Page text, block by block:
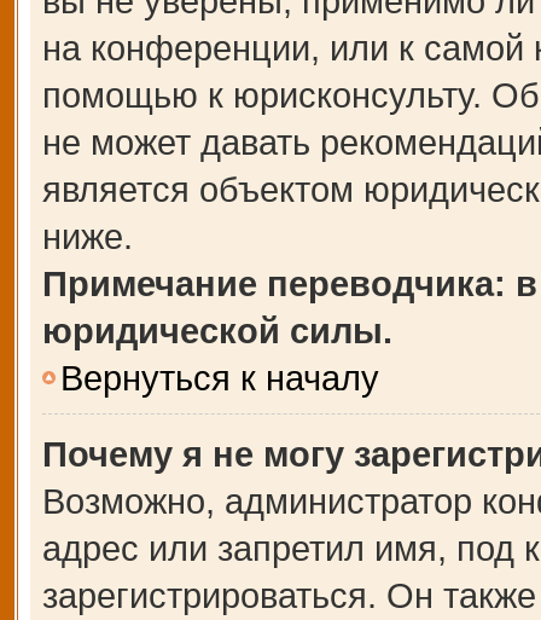
на конференции, или к самой
помощью к юрисконсульту.
не может давать
является объектом
ниже.
Примечание переводчика:
юридической силы.
Вернуться к началу
Почему я не могу
Возможно, администратор
адрес или запретил имя, под
зарегистрироваться. Он